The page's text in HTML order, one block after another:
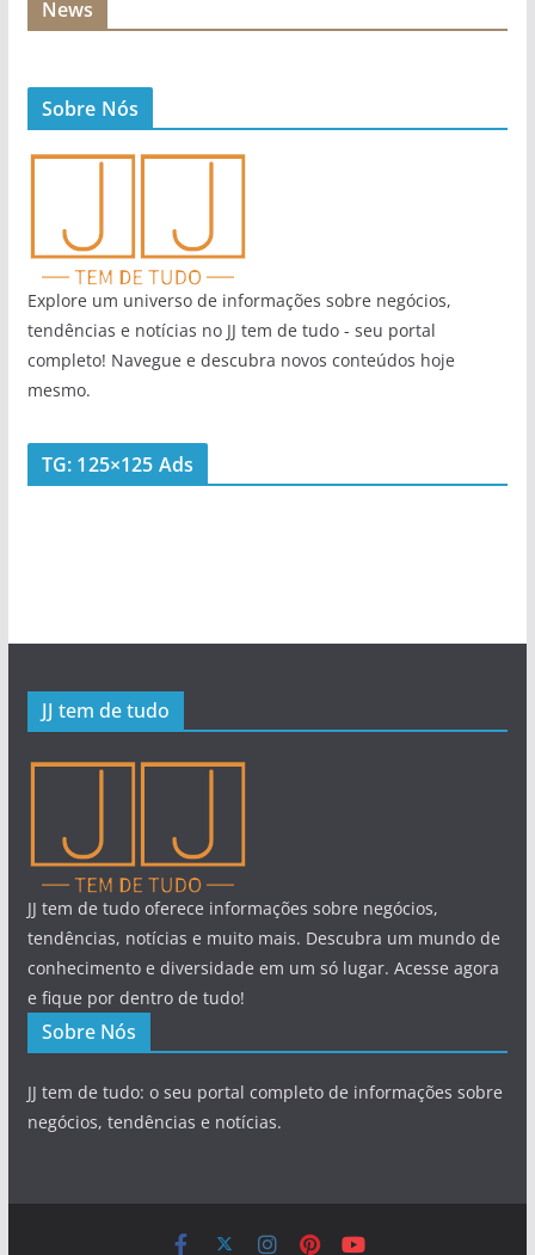
News
Sobre Nós
Explore um universo de informações sobre negócios,
tendências e notícias no JJ tem de tudo - seu portal
completo! Navegue e descubra novos conteúdos hoje
mesmo.
TG: 125×125 Ads
JJ tem de tudo
JJ tem de tudo oferece informações sobre negócios,
tendências, notícias e muito mais. Descubra um mundo de
conhecimento e diversidade em um só lugar. Acesse agora
e fique por dentro de tudo!
Sobre Nós
JJ tem de tudo: o seu portal completo de informações sobre
negócios, tendências e notícias.